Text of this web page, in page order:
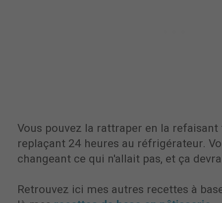
Vous pouvez la rattraper en la refaisant
replaçant 24 heures au réfrigérateur.
changeant ce qui n'allait pas, et ça
Retrouvez ici mes autres recettes à